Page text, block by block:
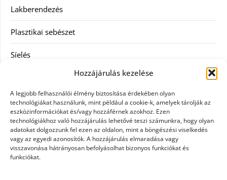
Hozzájárulás kezelése
A legjobb felhasználói élmény biztosítása érdekében olyan
technológiákat használunk, mint például a cookie-k, amelyek tárolják az
eszközinformációkat és/vagy hozzáférnek azokhoz. Ezen
technológiákhoz való hozzájárulás lehetővé teszi számunkra, hogy olyan
adatokat dolgozzunk fel ezen az oldalon, mint a böngészési viselkedés
vagy az egyedi azonosítók. A hozzájárulás elmaradása vagy
visszavonása hátrányosan befolyásolhat bizonyos funkciókat és
funkciókat.
Lakberendezés
Plasztikai sebészet
Síelés
Táskák
Vásárlás
Webáruház